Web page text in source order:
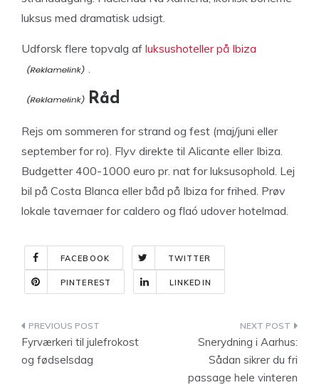
luksus med dramatisk udsigt.
Udforsk flere topvalg af luksushoteller på Ibiza
Råd
Rejs om sommeren for strand og fest (maj/juni eller
september for ro). Flyv direkte til Alicante eller Ibiza.
Budgetter 400-1000 euro pr. nat for luksusophold. Lej
bil på Costa Blanca eller båd på Ibiza for frihed. Prøv
lokale tavernaer for caldero og flaó udover hotelmad.
FACEBOOK TWITTER
PINTEREST LINKEDIN
Indlægsnavigation
Fyrværkeri til julefrokost
og fødselsdag
Snerydning i Aarhus:
Sådan sikrer du fri
passage hele vinteren